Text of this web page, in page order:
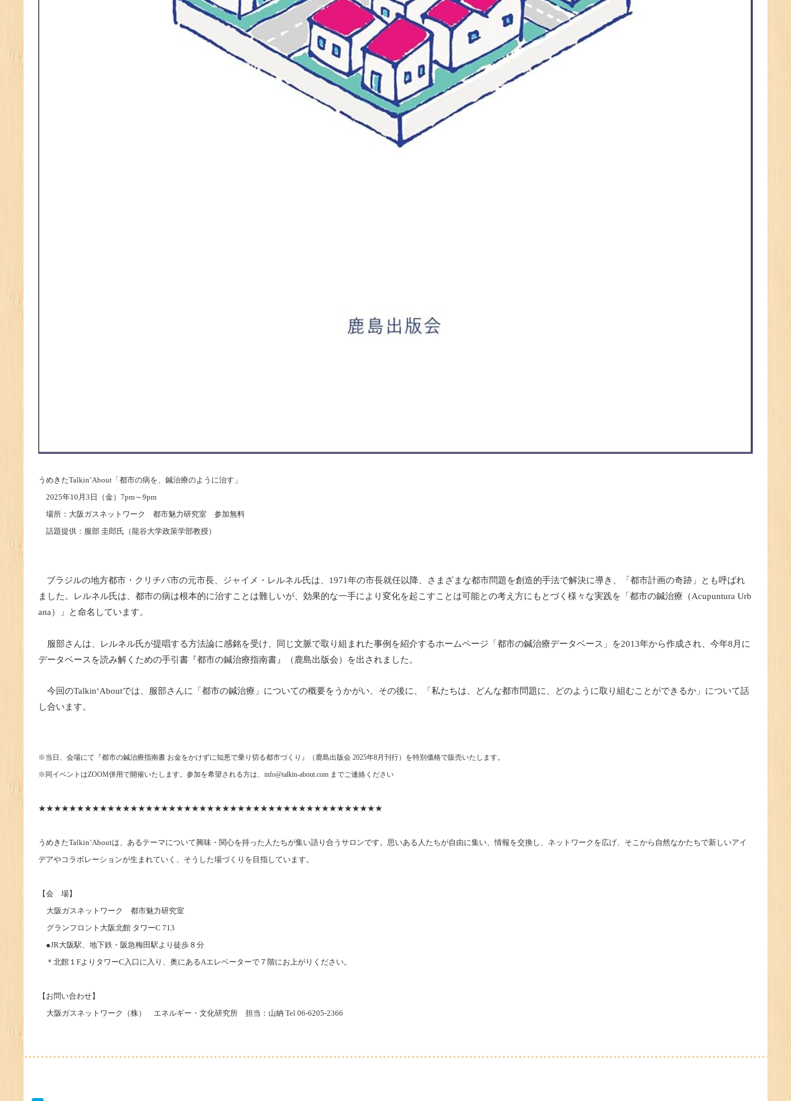
うめきたTalkin’About 「都市の病を、鍼治療のように治す」
2025年10月3日（金）7pm～9pm
場所：大阪ガスネットワーク 都市魅力研究室 参加無料
話題提供：服部 圭郎氏（龍谷大学政策学部教授）
ブラジルの地方都市・クリチバ市の元市長、ジャイメ・レルネル氏は、1971年の市長就任以降、さまざまな都市問題を創造的手法で解決に導き、「都市計画の奇跡」とも呼ばれ
ました。レルネル氏は、都市の病は根本的に治すことは難しいが、効果的な一手により変化を起こすことは可能との考え方にもとづく様々な実践を「都市の鍼治療（Acupuntura Urb
ana）」と命名しています。
服部さんは、レルネル氏が提唱する方法論に感銘を受け、同じ文脈で取り組まれた事例を紹介するホームページ「都市の鍼治療データベース」を2013年から作成され、今年8月に
データベースを読み解くための手引書『都市の鍼治療指南書』（鹿島出版会）を出されました。
今回のTalkin‘Aboutでは、服部さんに「都市の鍼治療」についての概要をうかがい、その後に、「私たちは、どんな都市問題に、どのように取り組むことができるか」について話
し合います。
※当日、会場にて『都市の鍼治療指南書 お金をかけずに知恵で乗り切る都市づくり』（鹿島出版会 2025年8月刊行）を特別価格で販売いたします。
※同イベントはZOOM併用で開催いたします。参加を希望される方は、info@talkin-about.com までご連絡ください
★★★★★★★★★★★★★★★★★★★★★★★★★★★★★★★★★★★★★★★★★★★★★
うめきたTalkin’Aboutは、あるテーマについて興味・関心を持った人たちが集い語り合うサロンです。思いある人たちが自由に集い、情報を交換し、ネットワークを広げ、そこから自然なかたちで新しいアイ
デアやコラボレーションが生まれていく、そうした場づくりを目指しています。
【会 場】
大阪ガスネットワーク 都市魅力研究室
グランフロント大阪北館 タワーC 713
●JR大阪駅、地下鉄・阪急梅田駅より徒歩８分
＊北館１FよりタワーC入口に入り、奥にあるAエレベーターで７階にお上がりください。
【お問い合わせ】
大阪ガスネットワーク（株） エネルギー・文化研究所 担当：山納 Tel 06-6205-2366